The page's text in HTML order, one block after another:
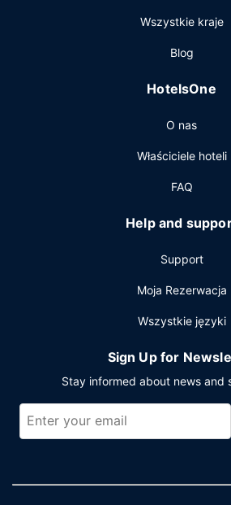
jednej z wielu w obiekcie takim jak
całym dniu w barze/salonie klubowym.
Pozostałe udogodnienia
Udogodnienia biznesowe to centrum
spotkanie w mieście Keystone, hotel
konferencyjne oraz 14 sale
Udogodnienia na miejscu to
Wszystkie kraje
Blog
HotelsOne
O nas
Właściciele hoteli
FAQ
Help and
Support
Moja Rezerwacja
Wszystkie języki
Sign Up for
Stay informed about news and